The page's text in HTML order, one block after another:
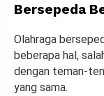
Bersepeda
Olahraga
beberapa hal,
dengan teman-
yang sama.